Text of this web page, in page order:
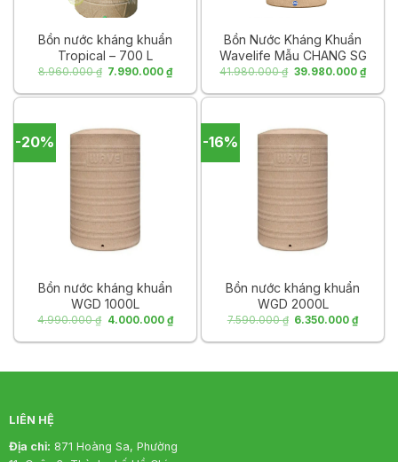
Bồn nước kháng khuẩn
Tropical – 700 L
8.960.000₫ Giá
là:
8.960.000 ₫.
7.990.000₫Giá
hiện
tại
là:
Bồn Nước Kháng Khuẩn
Wavelife Mẫu CHANG SG
5000L
41.980.000₫ Giá
là:
41.980.000 ₫.
39.980.000 ₫Giá
hiện
tại
là:
-20%
Bồn nước kháng khuẩn
WGD 1000L
4.990.000₫ Giá
là:
4.000.000 ₫Giá
hiện
tại
-16%
Bồn nước kháng khuẩn
WGD 2000L
7.590.000₫ Giá
là:
6.350.000₫Giá
hiện
tại
LIÊN HỆ
Địa chỉ: 871 Hoàng Sa, Phường